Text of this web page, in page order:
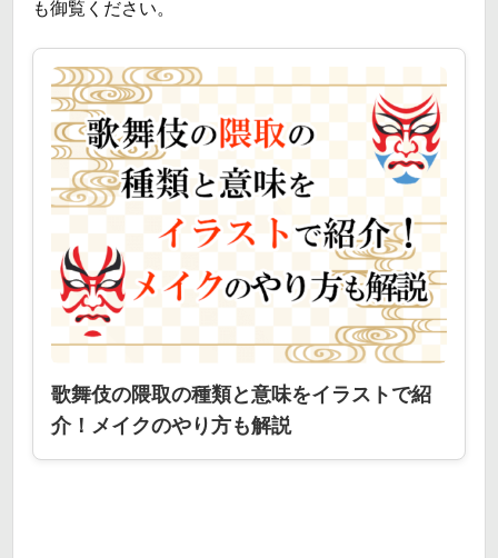
も御覧ください。
歌舞伎の隈取の種類と意味をイラストで紹
介！メイクのやり方も解説